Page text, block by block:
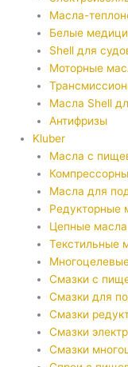
Масла-
Белые
Shell для
Моторные
Масла Shell
Антифризы
Kluber
Масла с
Масла для
Редукторные
Цепные масла
Текстильные
Смазки с
Смазки для
Смазки
Смазки
Смазки